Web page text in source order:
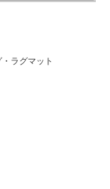
ラグマット